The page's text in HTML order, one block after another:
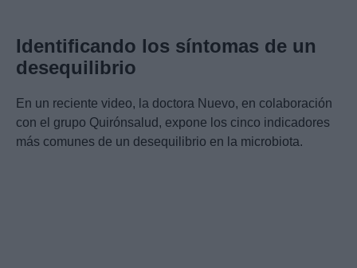
Identificando los síntomas de un
desequilibrio
En un reciente video, la doctora Nuevo, en colaboración
con el grupo Quirónsalud, expone los cinco indicadores
más comunes de un desequilibrio en la microbiota.